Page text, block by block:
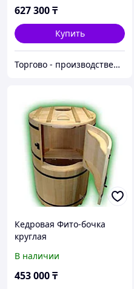
627 300₸
Купить
Торгово - производственная компания "Центр Пласт"
Кедровая Фито-бочка
круглая
х780 мм)
В наличии
453 000₸